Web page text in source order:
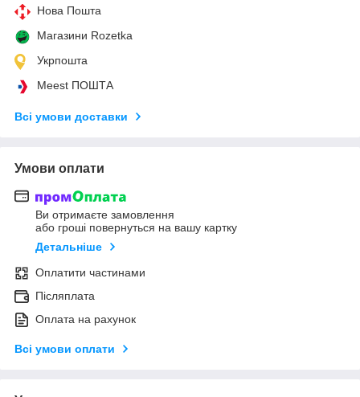
Нова Пошта
Магазини Rozetka
Укрпошта
Meest ПОШТА
Всі умови доставки
Умови оплати
Ви отримаєте замовлення
або гроші повернуться на вашу картку
Детальніше
Оплатити частинами
Післяплата
Оплата на рахунок
Всі умови оплати